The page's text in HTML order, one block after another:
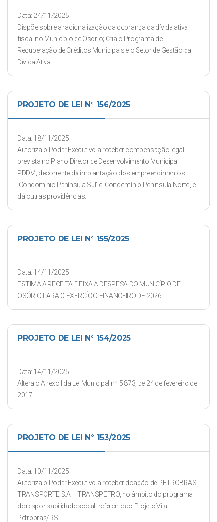
Data: 24/11/2025
Dispõe sobre a racionalização da cobrança da dívida ativa
fiscal no Município de Osório; Cria o Programa de
Recuperação de Créditos Municipais e o Setor de Gestão da
Dívida Ativa.
PROJETO DE LEI N° 156/2025
Data: 18/11/2025
Autoriza o Poder Executivo a receber compensação legal
prevista no Plano Diretor de Desenvolvimento Municipal –
PDDM, decorrente da implantação dos empreendimentos
‘Condomínio Península Sul’ e ‘Condomínio Península Norte’, e
dá outras providências.
PROJETO DE LEI N° 155/2025
Data: 14/11/2025
ESTIMA A RECEITA E FIXA A DESPESA DO MUNICÍPIO DE
OSÓRIO PARA O EXERCÍCIO FINANCEIRO DE 2026.
PROJETO DE LEI N° 154/2025
Data: 14/11/2025
Altera o Anexo I da Lei Municipal nº 5.873, de 24 de fevereiro de
2017.
PROJETO DE LEI Nº 153/2025
Data: 10/11/2025
Autoriza o Poder Executivo a receber doação de PETROBRAS
TRANSPORTE S.A – TRANSPETRO, no âmbito do programa
de responsabilidade social, referente ao Projeto Vila
Petrobras/RS.